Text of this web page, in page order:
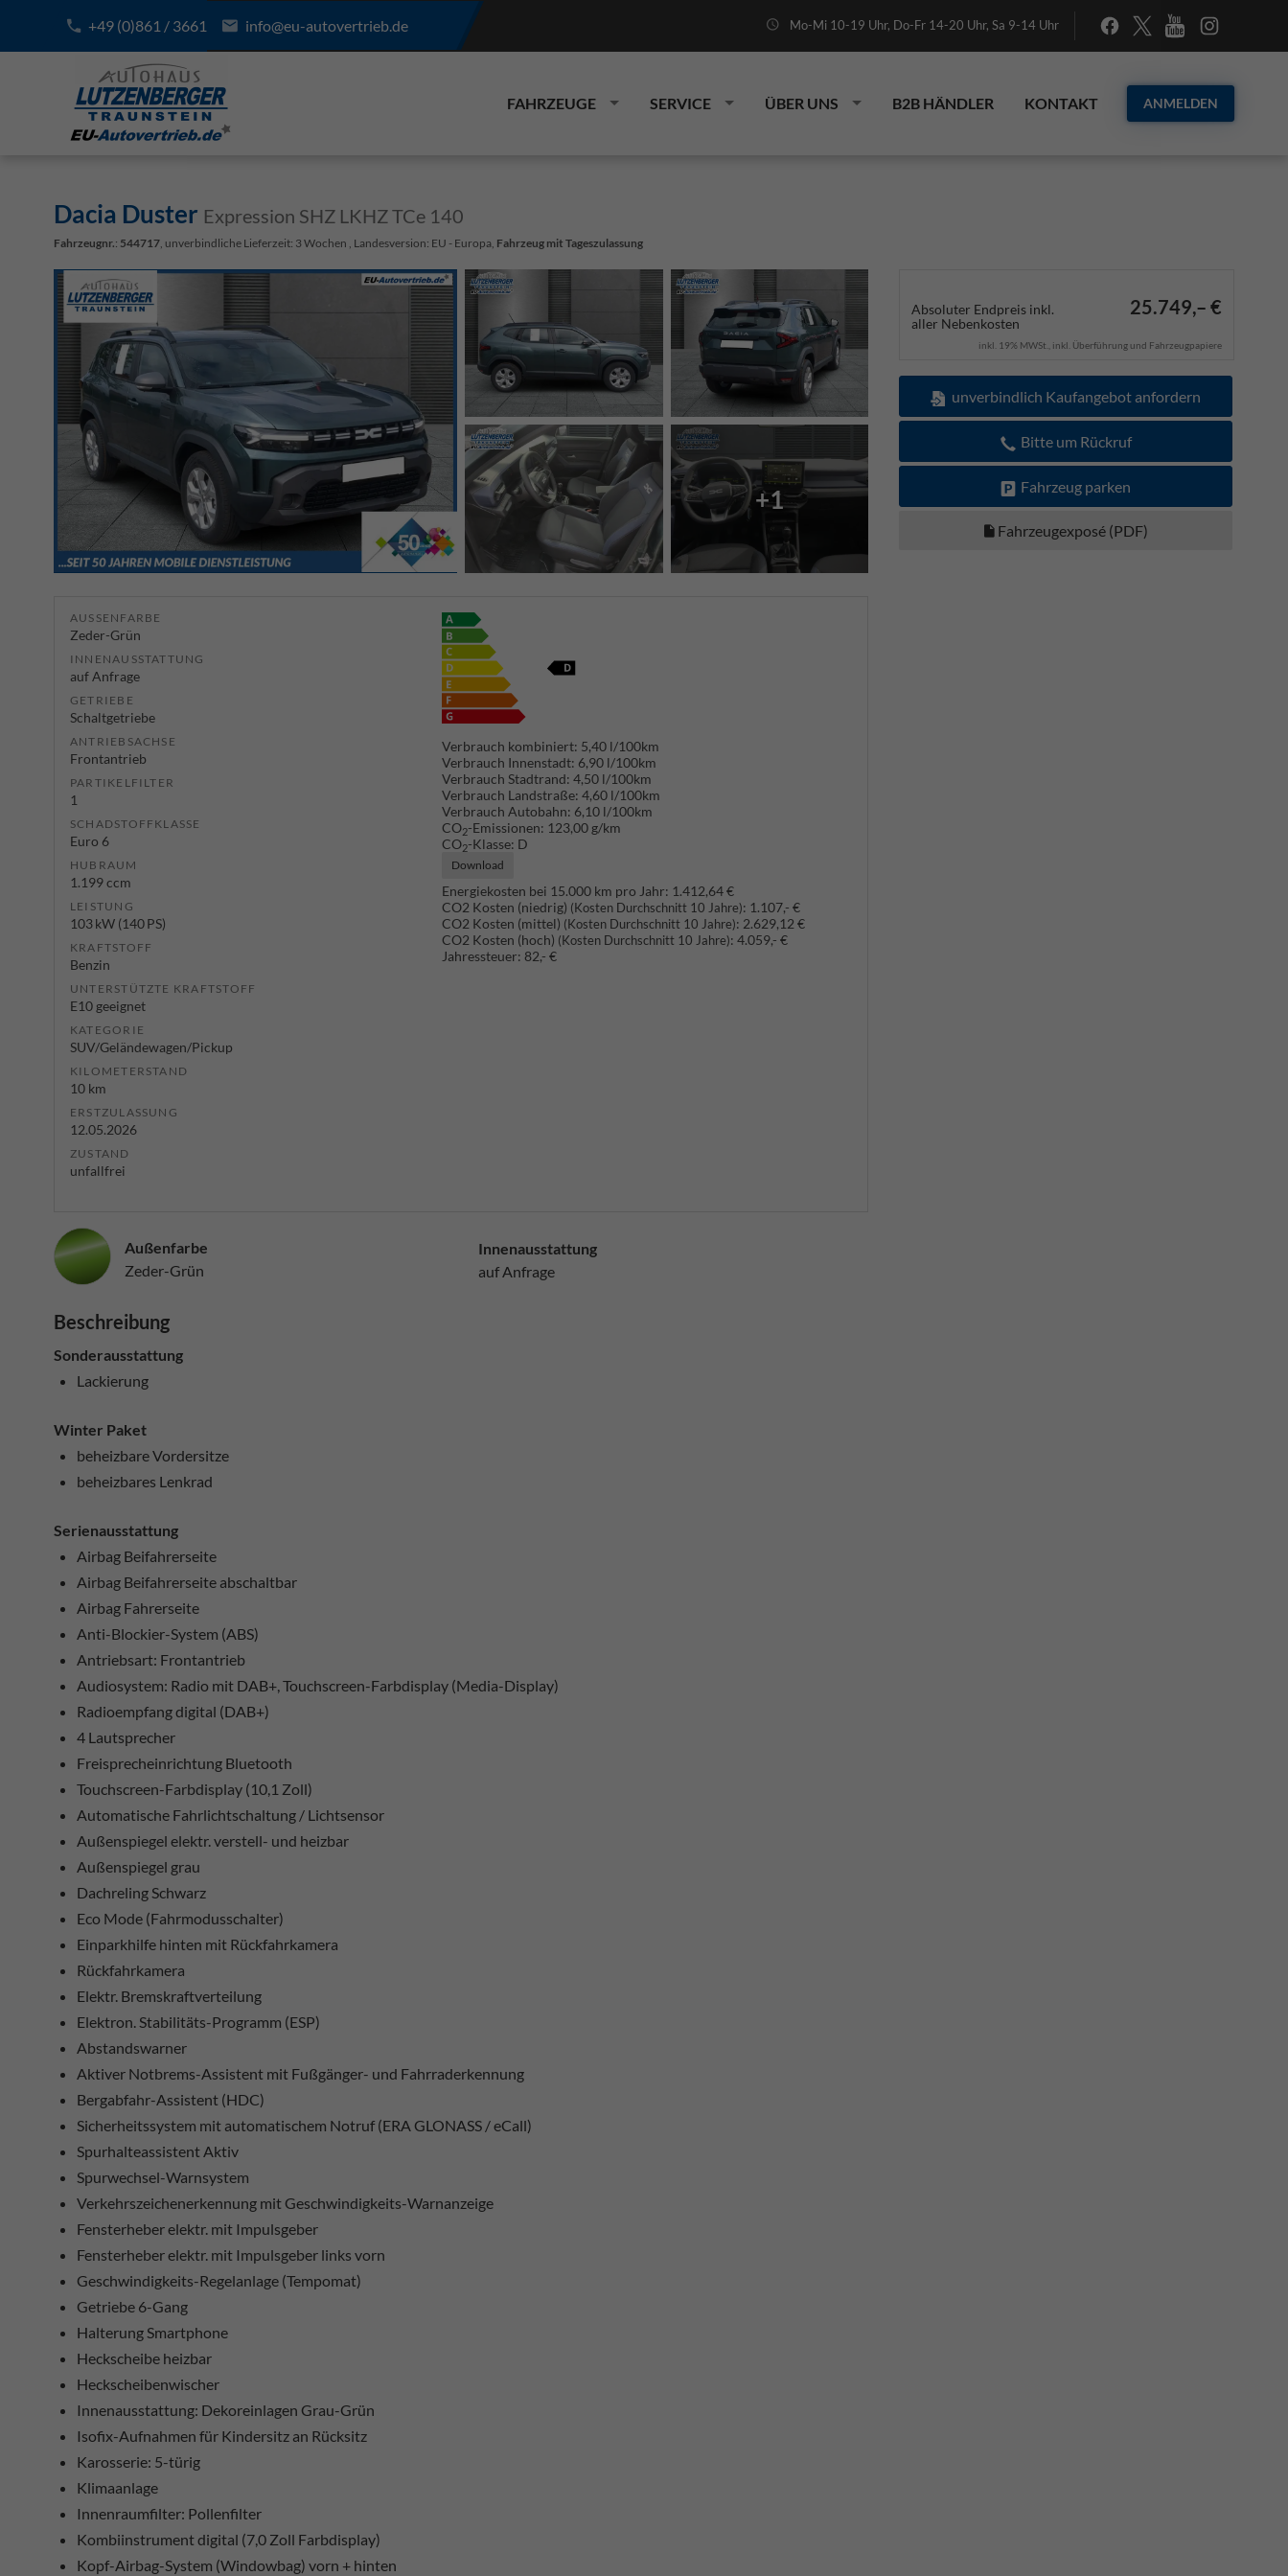
+49 (0)861 / 3661 info@eu-autovertrieb.de Mo-Mi 10-19 Uhr, Do-Fr 14-20 Uhr, Sa 9-14 Uhr
FAHRZEUGE SERVICE ÜBER UNS B2B HÄNDLER KONTAKT ANMELDEN
Dacia Duster Expression SHZ LKHZ TCe 140
Fahrzeugnr.: 544717 , unverbindliche Lieferzeit: 3 Wochen , Landesversion: EU - Europa, Fahrzeug mit Tageszulassung
Absoluter Endpreis inkl.
aller Nebenkosten
25.749,– €
inkl. 19% MWSt., inkl. Überführung und Fahrzeugpapiere
unverbindlich Kaufangebot anfordern
Bitte um Rückruf
Fahrzeug parken
Fahrzeugexposé (PDF)
+1
AUSSENFARBE
Zeder-Grün
INNENAUSSTATTUNG
auf Anfrage
GETRIEBE
Schaltgetriebe
ANTRIEBSACHSE
Frontantrieb
PARTIKELFILTER
1
SCHADSTOFFKLASSE
Euro 6
HUBRAUM
1.199 ccm
LEISTUNG
103 kW (140 PS)
KRAFTSTOFF
Benzin
UNTERSTÜTZTE KRAFTSTOFF
E10 geeignet
KATEGORIE
SUV/Geländewagen/Pickup
KILOMETERSTAND
10 km
ERSTZULASSUNG
12.05.2026
ZUSTAND
unfallfrei
Verbrauch kombiniert: 5,40 l/100km
Verbrauch Innenstadt: 6,90 l/100km
Verbrauch Stadtrand: 4,50 l/100km
Verbrauch Landstraße: 4,60 l/100km
Verbrauch Autobahn: 6,10 l/100km
CO2-Emissionen: 123,00 g/km
CO2-Klasse: D
Download
Energiekosten bei 15.000 km pro Jahr: 1.412,64 €
CO2 Kosten (niedrig) (Kosten Durchschnitt 10 Jahre): 1.107,- €
CO2 Kosten (mittel) (Kosten Durchschnitt 10 Jahre): 2.629,12 €
CO2 Kosten (hoch) (Kosten Durchschnitt 10 Jahre): 4.059,- €
Jahressteuer: 82,- €
Außenfarbe
Zeder-Grün
Innenausstattung
auf Anfrage
Beschreibung
Sonderausstattung
Lackierung
Winter Paket
beheizbare Vordersitze
beheizbares Lenkrad
Serienausstattung
Airbag Beifahrerseite
Airbag Beifahrerseite abschaltbar
Airbag Fahrerseite
Anti-Blockier-System (ABS)
Antriebsart: Frontantrieb
Audiosystem: Radio mit DAB+, Touchscreen-Farbdisplay (Media-Display)
Radioempfang digital (DAB+)
4 Lautsprecher
Freisprecheinrichtung Bluetooth
Touchscreen-Farbdisplay (10,1 Zoll)
Automatische Fahrlichtschaltung / Lichtsensor
Außenspiegel elektr. verstell- und heizbar
Außenspiegel grau
Dachreling Schwarz
Eco Mode (Fahrmodusschalter)
Einparkhilfe hinten mit Rückfahrkamera
Rückfahrkamera
Elektr. Bremskraftverteilung
Elektron. Stabilitäts-Programm (ESP)
Abstandswarner
Aktiver Notbrems-Assistent mit Fußgänger- und Fahrraderkennung
Bergabfahr-Assistent (HDC)
Sicherheitssystem mit automatischem Notruf (ERA GLONASS / eCall)
Spurhalteassistent Aktiv
Spurwechsel-Warnsystem
Verkehrszeichenerkennung mit Geschwindigkeits-Warnanzeige
Fensterheber elektr. mit Impulsgeber
Fensterheber elektr. mit Impulsgeber links vorn
Geschwindigkeits-Regelanlage (Tempomat)
Getriebe 6-Gang
Halterung Smartphone
Heckscheibe heizbar
Heckscheibenwischer
Innenausstattung: Dekoreinlagen Grau-Grün
Isofix-Aufnahmen für Kindersitz an Rücksitz
Karosserie: 5-türig
Klimaanlage
Innenraumfilter: Pollenfilter
Kombiinstrument digital (7,0 Zoll Farbdisplay)
Kopf-Airbag-System (Windowbag) vorn + hinten